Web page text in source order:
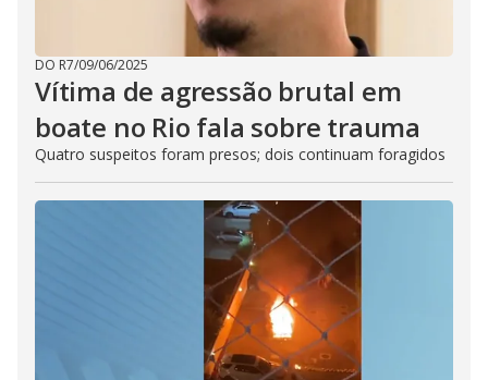
DO R7/09/06/2025
Vítima de agressão brutal em
boate no Rio fala sobre trauma
Quatro suspeitos foram presos; dois continuam foragidos